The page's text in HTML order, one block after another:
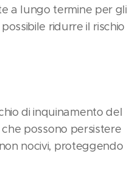
a lungo termine per gli
ridurre il rischio
di inquinamento del
che possono persistere
nocivi, proteggendo